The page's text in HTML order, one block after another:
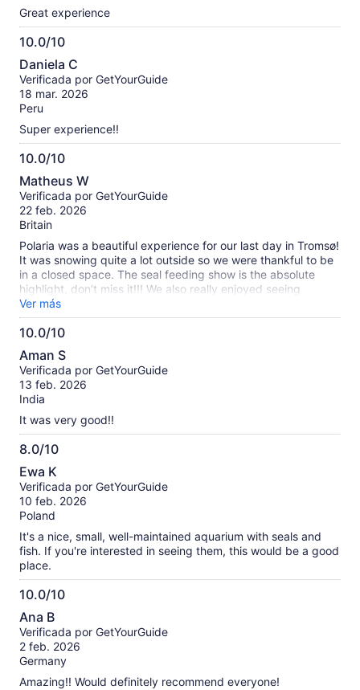
Great experience
10.0/10
10.0
de
10
Daniela C
Verificada por GetYourGuide
18 mar. 2026
Peru
Super experience!!
10.0/10
10.0
de
10
Matheus W
Verificada por GetYourGuide
22 feb. 2026
Britain
Polaria was a beautiful experience for our last day in Tromsø!
It was snowing quite a lot outside so we were thankful to be
in a closed space. The seal feeding show is the absolute
highlight, don’t miss it!!! We also really enjoyed seeing
jellyfish, starfish, cod (and more). The panoramic theatre was
a really nice bonus: we watched the northern lights and the
Svalbard presentations and they were lovely. You can
is the amount of time we spent there. Definitely worth a visit!
Ver más
10.0/10
10.0
de
10
Aman S
Verificada por GetYourGuide
13 feb. 2026
India
It was very good!!
8.0/10
8.0
de
10
Ewa K
Verificada por GetYourGuide
10 feb. 2026
Poland
It's a nice, small, well-maintained aquarium with seals and
fish. If you're interested in seeing them, this would be a good
place.
10.0/10
10.0
de
10
Ana B
Verificada por GetYourGuide
2 feb. 2026
Germany
Amazing!! Would definitely recommend everyone!